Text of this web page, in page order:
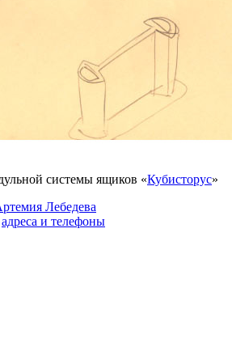
системы ящиков «Кубисторус»
Лебедева
адреса и телефоны